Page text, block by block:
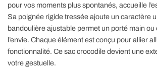
pour vos moments plus spontanés, accueille
Sa poignée rigide tressée ajoute un caractère
bandoulière ajustable permet un porté main ou
l’envie. Chaque élément est conçu pour allier
fonctionnalité. Ce sac crocodile devient une
votre gestuelle.